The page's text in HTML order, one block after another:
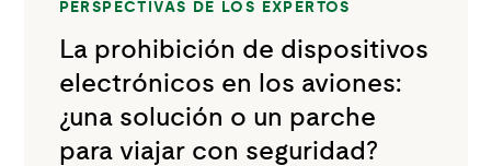
PERSPECTIVAS DE LOS EXPERTOS
La prohibición de dispositivos
electrónicos en los aviones:
¿una solución o un parche
para viajar con seguridad?